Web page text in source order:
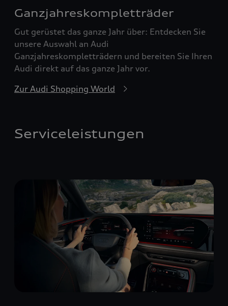
Ganzjahreskompletträder
Gut gerüstet das ganze Jahr über: Entdecken Sie
unsere Auswahl an Audi
Ganzjahreskompletträdern und bereiten Sie Ihren
Audi direkt auf das ganze Jahr vor.
Zur Audi Shopping World
Serviceleistungen